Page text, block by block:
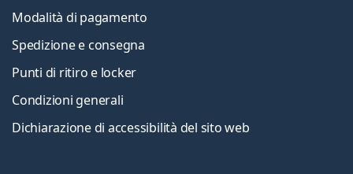
Modalità di pagamento
Spedizione e consegna
Punti di ritiro e locker
Condizioni generali
Dichiarazione di accessibilità del sito web